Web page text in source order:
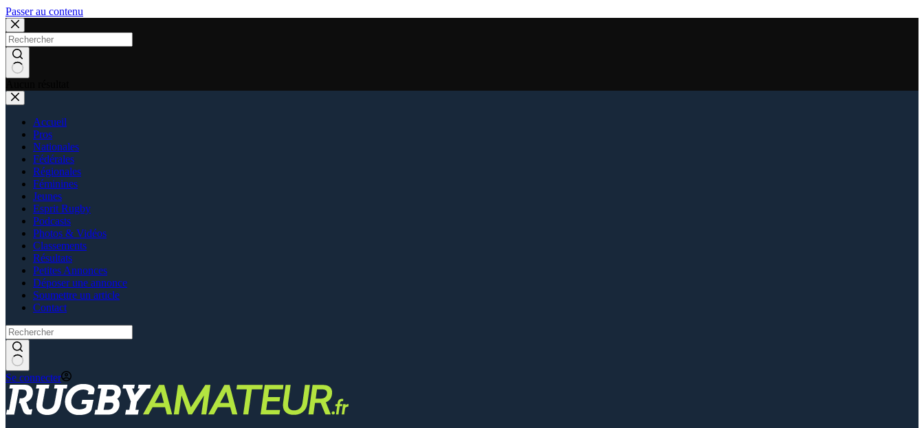
Passer au contenu
Accueil
Pros
Nationales
Fédérales
Régionales
Féminines
Jeunes
Esprit Rugby
Podcasts
Photos & Vidéos
Classements
Résultats
Petites Annonces
Déposer une annonce
Soumettre un article
Contact
Se connecter